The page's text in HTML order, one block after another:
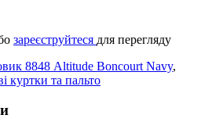
зареєструйтеся для перегляду
8848 Altitude Boncourt Navy,
куртки та пальто